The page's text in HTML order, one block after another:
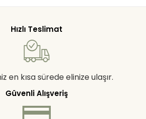
Hızlı Teslimat
en kısa sürede elinize ulaşır.
Güvenli Alışveriş